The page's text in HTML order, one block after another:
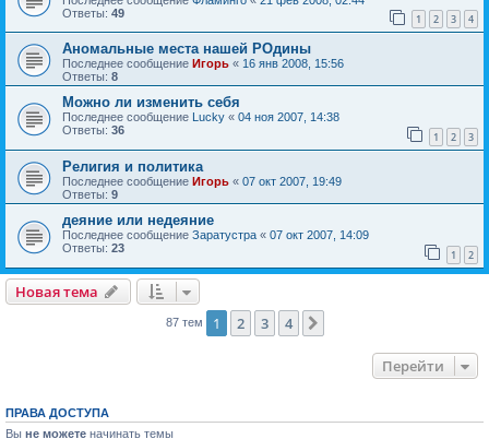
Ответы: 49 1 2 3 4
Аномальные места нашей РОдины
Последнее сообщение Игорь « 16 янв 2008, 15:56
Ответы: 8
Можно ли изменить себя
Последнее сообщение Lucky « 04 ноя 2007, 14:38
Ответы: 36 1 2 3
Религия и политика
Последнее сообщение Игорь « 07 окт 2007, 19:49
Ответы: 9
деяние или недеяние
Последнее сообщение Заратустра « 07 окт 2007, 14:09
Ответы: 23 1 2
Новая тема
87 тем 1 2 3 4
Перейти
ПРАВА ДОСТУПА
Вы не можете начинать темы